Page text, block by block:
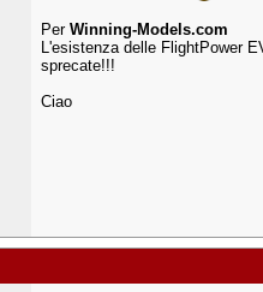
Per Winning-Models.com
L'esistenza delle FlightPower
sprecate!!!
Ciao